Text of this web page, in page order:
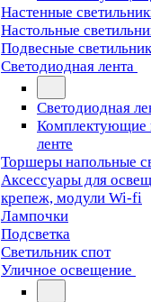
Настенные
Настольные
Подвесные
Светодиодная лента
Светодиодная
Комплектующие
ленте
Торшеры напольные
Аксессуары для
крепеж, модули Wi-fi
Лампочки
Подсветка
Светильник спот
Уличное освещение